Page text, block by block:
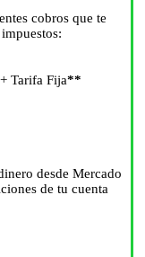
cobros que te
:
+ Tarifa Fija**
desde Mercado
de tu cuenta